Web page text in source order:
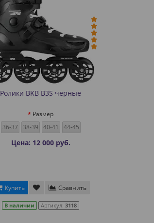
Ролики BKB B3S черные
Размер
36-37
38-39 40-41 44-45
Цена: 12 000 руб.
Купить Сравнить
В наличии Артикул:3118